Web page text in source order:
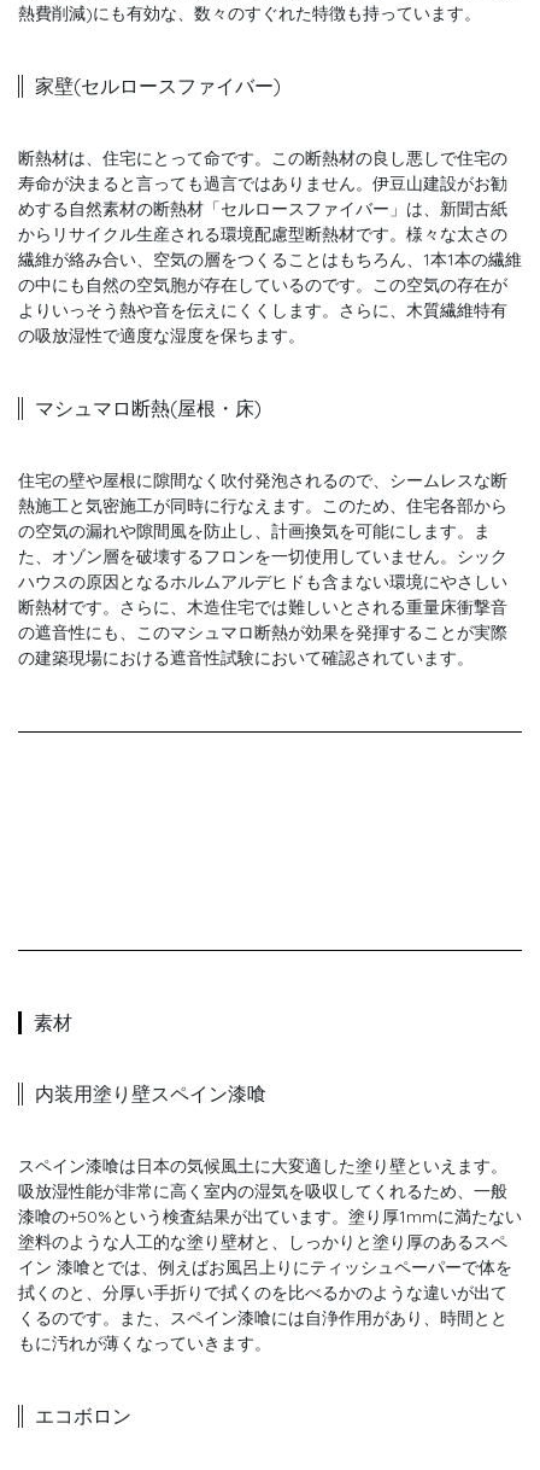
熱費削減)にも有効な、数々のすぐれた特徴も持っています。
家壁(セルロースファイバー)
断熱材は、住宅にとって命です。この断熱材の良し悪しで住宅の
寿命が決まると言っても過言ではありません。伊豆山建設がお勧
めする自然素材の断熱材「セルロースファイバー」は、新聞古紙
からリサイクル生産される環境配慮型断熱材です。様々な太さの
繊維が絡み合い、空気の層をつくることはもちろん、1本1本の繊維
の中にも自然の空気胞が存在しているのです。この空気の存在が
よりいっそう熱や音を伝えにくくします。さらに、木質繊維特有
の吸放湿性で適度な湿度を保ちます。
マシュマロ断熱(屋根・床)
住宅の壁や屋根に隙間なく吹付発泡されるので、シームレスな断
熱施工と気密施工が同時に行なえます。このため、住宅各部から
の空気の漏れや隙間風を防止し、計画換気を可能にします。ま
た、オゾン層を破壊するフロンを一切使用していません。シック
ハウスの原因となるホルムアルデヒドも含まない環境にやさしい
断熱材です。さらに、木造住宅では難しいとされる重量床衝撃音
の遮音性にも、このマシュマロ断熱が効果を発揮することが実際
の建築現場における遮音性試験において確認されています。
素材
内装用塗り壁スペイン漆喰
スペイン漆喰は日本の気候風土に大変適した塗り壁といえます。
吸放湿性能が非常に高く室内の湿気を吸収してくれるため、一般
漆喰の+50%という検査結果が出ています。塗り厚1mmに満たない
塗料のような人工的な塗り壁材と、しっかりと塗り厚のあるスペ
イン 漆喰とでは、例えばお風呂上りにティッシュペーパーで体を
拭くのと、分厚い手折りで拭くのを比べるかのような違いが出て
くるのです。また、スペイン漆喰には自浄作用があり、時間とと
もに汚れが薄くなっていきます。
エコボロン